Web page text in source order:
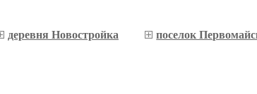
деревня Новостройка поселок